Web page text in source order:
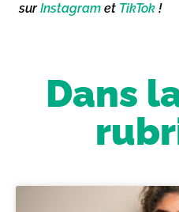
surInstagram et TikTok !
Dans